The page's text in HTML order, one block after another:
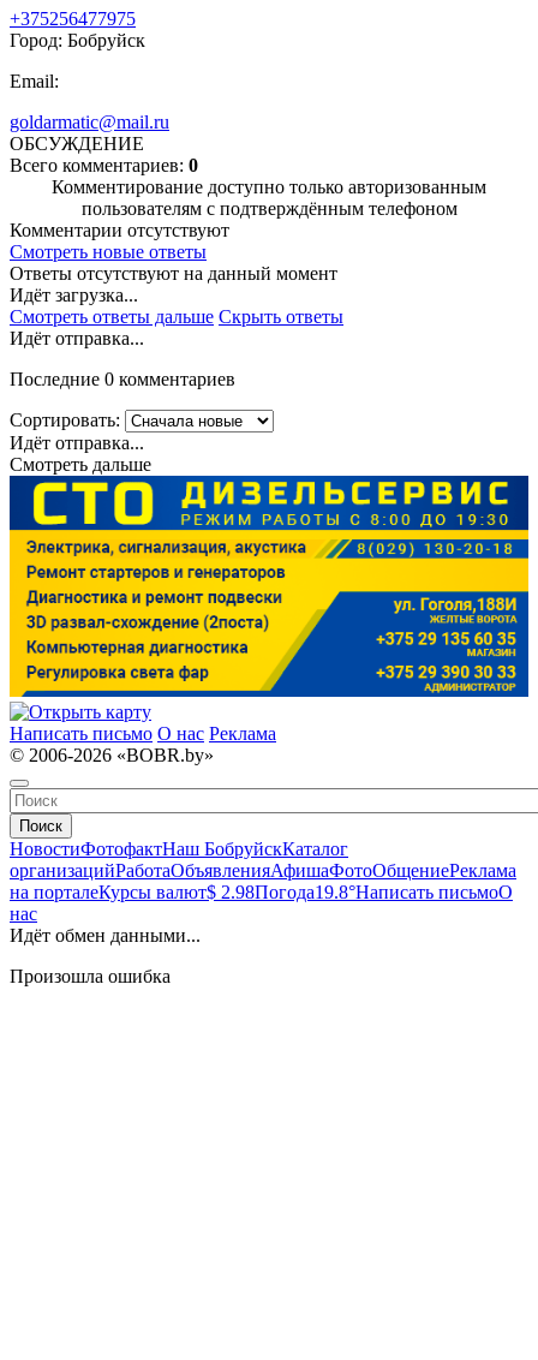
+375256477975
Город: Бобруйск
Email:
goldarmatic@mail.ru
ОБСУЖДЕНИЕ
Всего комментариев: 0
Комментирование доступно только авторизованным
пользователям с подтверждённым телефоном
Комментарии отсутствуют
Смотреть новые ответы
Ответы отсутствуют на данный момент
Идёт загрузка...
Смотреть ответы дальше Скрыть ответы
Идёт отправка...
Последние 0 комментариев
Сортировать:
Идёт отправка...
Смотреть дальше
Написать письмо О нас Реклама
© 2006-2026 «BOBR.by»
Поиск
НовостиФотофактНаш БобруйскКаталог
организацийРаботаОбъявленияАфишаФотоОбщениеРеклама
на порталеКурсы валют$ 2.98Погода19.8°Написать письмоО
нас
Идёт обмен данными...
Произошла ошибка